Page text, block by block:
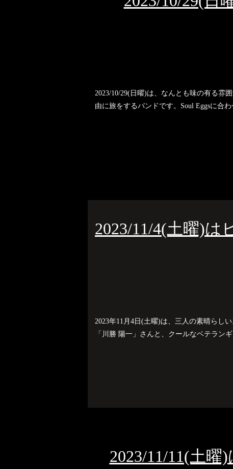
2023/10/29(日曜)は、なんとも味の有る雰
由に旅をするバンドです。Soul Eggsに合
2023/11/4(土曜)は
2023年11月4日(土曜)は、三人の素晴らし
「川勝 陽一」さんと、クールなベテラン
2023/11/11(土